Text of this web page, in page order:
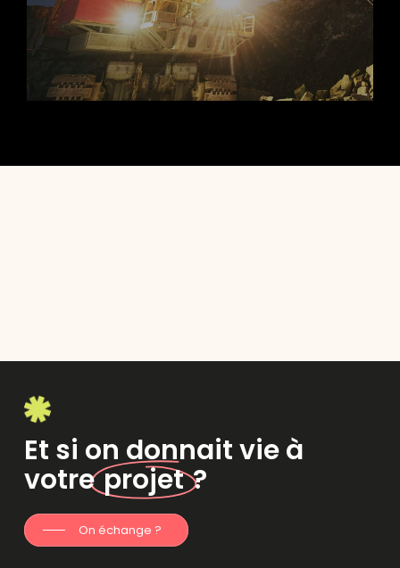
Et si on donnait vie à
votreprojet?
On échange ?